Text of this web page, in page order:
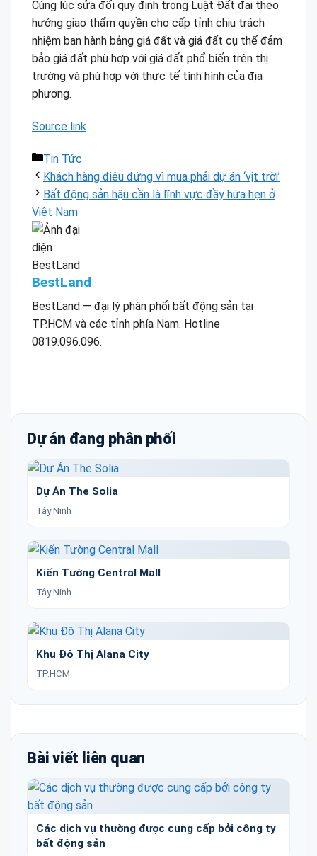
Cùng lúc sửa đổi quy định trong Luật Đất đai theo
hướng giao thẩm quyền cho cấp tỉnh chịu trách
nhiệm ban hành bảng giá đất và giá đất cụ thể đảm
bảo giá đất phù hợp với giá đất phổ biến trên thị
trường và phù hợp với thực tế tình hình của địa
phương.
Source link
Danh
mục
Tin Tức
Khách hàng điêu đứng vì mua phải dự án ‘vịt trời’
Bất động sản hậu cần là lĩnh vực đầy hứa hẹn ở
Việt Nam
BestLand
BestLand — đại lý phân phối bất động sản tại
TP.HCM và các tỉnh phía Nam. Hotline
0819.096.096.
Dự án đang phân phối
Dự Án The Solia
Tây Ninh
Kiến Tường Central Mall
Tây Ninh
Khu Đô Thị Alana City
TP.HCM
Bài viết liên quan
Các dịch vụ thường được cung cấp bởi công ty
bất động sản